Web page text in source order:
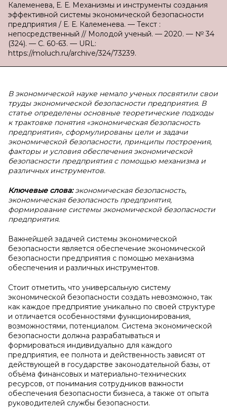
Калеменева, Е. Е. Механизмы и инструменты создания
эффективной системы экономической безопасности
предприятия / Е. Е. Калеменева. — Текст :
непосредственный // Молодой ученый. — 2020. — № 34
(324). — С. 60-63. — URL:
https://moluch.ru/archive/324/73239.
В экономической науке немало ученых посвятили свои
труды экономической безопасности предприятия. В
статье определены основные теоретические подходы
к трактовке понятия «экономическая безопасность
предприятия», сформулированы цели и задачи
экономической безопасности, принципы построения,
факторы и условия обеспечения экономической
безопасности предприятия с помощью механизма и
различных инструментов.
Ключевые слова:экономическая безопасность,
экономическая безопасность предприятия,
формирование системы экономической безопасности
предприятия.
Важнейшей задачей системы экономической
безопасности является обеспечение экономической
безопасности предприятия с помощью механизма
обеспечения и различных инструментов.
Стоит отметить, что универсальную систему
экономической безопасности создать невозможно, так
как каждое предприятие уникально по своей структуре
и отличается особенностями функционирования,
возможностями, потенциалом. Система экономической
безопасности должна разрабатываться и
формироваться индивидуально для каждого
предприятия, ее полнота и действенность зависят от
действующей в государстве законодательной базы, от
объёма финансовых и материально-технических
ресурсов, от понимания сотрудников важности
обеспечения безопасности бизнеса, а также от опыта
руководителей службы безопасности.